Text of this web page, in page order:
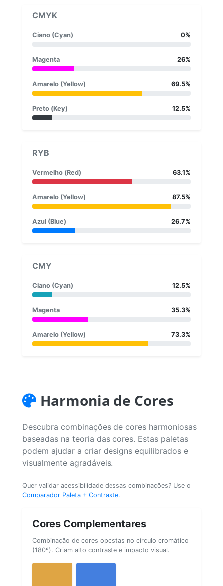
CMYK
Ciano (Cyan) 0%
Magenta 26%
Amarelo (Yellow) 69.5%
Preto (Key) 12.5%
RYB
Vermelho (Red) 63.1%
Amarelo (Yellow) 87.5%
Azul (Blue) 26.7%
CMY
Ciano (Cyan) 12.5%
Magenta 35.3%
Amarelo (Yellow) 73.3%
Harmonia de Cores
Descubra combinações de cores harmoniosas
baseadas na teoria das cores. Estas paletas
podem ajudar a criar designs equilibrados e
visualmente agradáveis.
Quer validar acessibilidade dessas combinações? Use o
Comparador Paleta + Contraste.
Cores Complementares
Combinação de cores opostas no círculo cromático
(180º). Criam alto contraste e impacto visual.